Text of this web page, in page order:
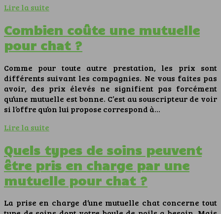
Lire la suite
Combien coûte une mutuelle
pour chat ?
Comme pour toute autre prestation, les prix sont
différents suivant les compagnies. Ne vous faites pas
avoir, des prix élevés ne signifient pas forcément
qu’une mutuelle est bonne. C’est au souscripteur de voir
si l’offre qu’on lui propose correspond à…
Lire la suite
Quels types de soins peuvent
être pris en charge par une
mutuelle pour chat ?
La prise en charge d’une mutuelle chat concerne tout